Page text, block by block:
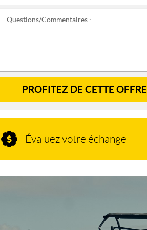
Questions/Commentaires :
PROFITEZ DE CETTE OFFRE
Évaluez votre échange